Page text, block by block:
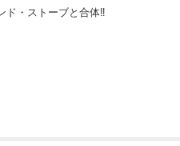
ド・ストーブと合体‼︎